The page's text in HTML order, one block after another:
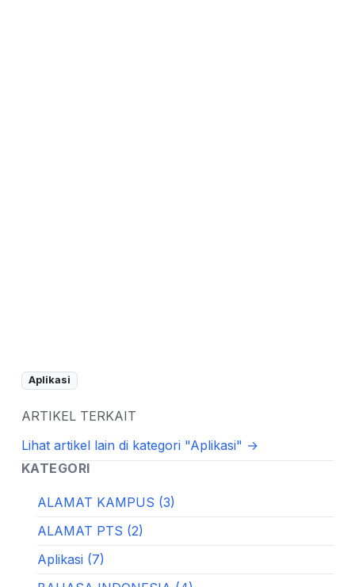
Aplikasi
ARTIKEL TERKAIT
Lihat artikel lain di kategori "Aplikasi" →
KATEGORI
ALAMAT KAMPUS (3)
ALAMAT PTS (2)
Aplikasi (7)